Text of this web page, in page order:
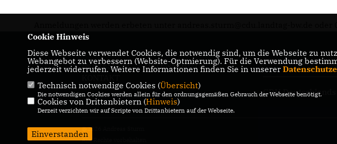
IMPRESSUM
DATENSCHUTZ
CDU Baden-
CDU Deutschlands
@2026 Andreas Sturm
Alle Rechte vorbehalten.
Cookie Hinweis
Diese Webseite verwendet Cookies, die notwendig sind, um die Webseite zu
Webangebot zu verbessern (Website-Optmierung). Für die Verwendung
jederzeit widerrufen. Weitere Informationen finden Sie in unserer
Technisch notwendige Cookies (Übersicht)
Die notwendigen Cookies werden allein für den ordnungsgemäßen Gebrauch der Webseite benötigt.
Cookies von Drittanbietern (Hinweis)
Derzeit verzichten wir auf Scripte von Drittanbietern auf der Webseite.
Einverstanden